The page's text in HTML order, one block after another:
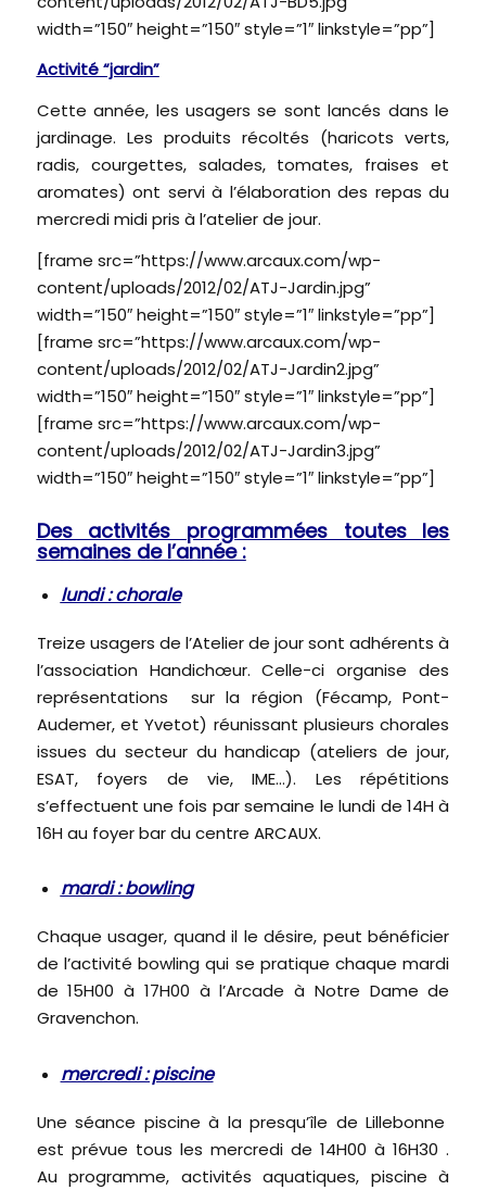
width=”150″ height=”150″ style=”1″ linkstyle=”pp”]
Activité “jardin”
Cette année, les usagers se sont lancés dans le
jardinage. Les produits récoltés (haricots verts,
radis, courgettes, salades, tomates, fraises et
aromates) ont servi à l’élaboration des repas du
mercredi midi pris à l’atelier de jour.
[frame src=”https://www.arcaux.com/wp-
content/uploads/2012/02/ATJ-Jardin.jpg”
width=”150″ height=”150″ style=”1″ linkstyle=”pp”]
[frame src=”https://www.arcaux.com/wp-
content/uploads/2012/02/ATJ-Jardin2.jpg”
width=”150″ height=”150″ style=”1″ linkstyle=”pp”]
[frame src=”https://www.arcaux.com/wp-
content/uploads/2012/02/ATJ-Jardin3.jpg”
width=”150″ height=”150″ style=”1″ linkstyle=”pp”]
Des activités programmées toutes les
semaines de l’année :
lundi : chorale
Treize usagers de l’Atelier de jour sont adhérents à
l’association Handichœur. Celle-ci organise des
représentations sur la région (Fécamp, Pont-
Audemer, et Yvetot) réunissant plusieurs chorales
issues du secteur du handicap (ateliers de jour,
ESAT, foyers de vie, IME…). Les répétitions
s’effectuent une fois par semaine le lundi de 14H à
16H au foyer bar du centre ARCAUX.
mardi : bowling
Chaque usager, quand il le désire, peut bénéficier
de l’activité bowling qui se pratique chaque mardi
de 15H00 à 17H00 à l’Arcade à Notre Dame de
Gravenchon.
mercredi : piscine
Une séance piscine à la presqu’île de Lillebonne
est prévue tous les mercredi de 14H00 à 16H30 .
Au programme, activités aquatiques, piscine à